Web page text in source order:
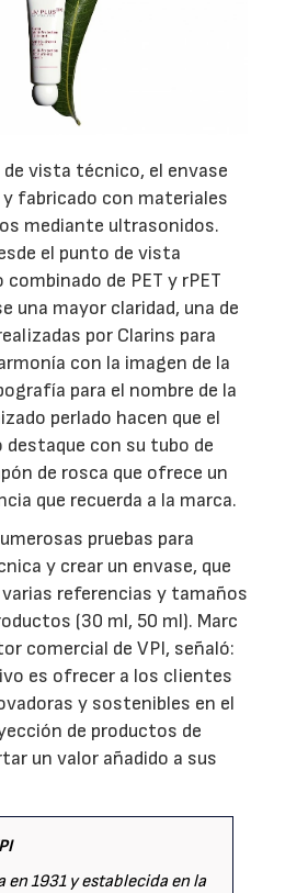
de vista técnico, el envase
y fabricado con materiales
mediante ultrasonidos.
el punto de vista
de PET y rPET
una mayor claridad, una de
por Clarins para
con la imagen de la
para el nombre de la
perlado hacen que el
con su tubo de
de rosca que ofrece un
que recuerda a la marca.
pruebas para
y crear un envase, que
referencias y tamaños
(30 ml, 50 ml). Marc
comercial de VPI, señaló:
es ofrecer a los clientes
y sostenibles en el
de productos de
un valor añadido a sus
en 1931 y establecida en la